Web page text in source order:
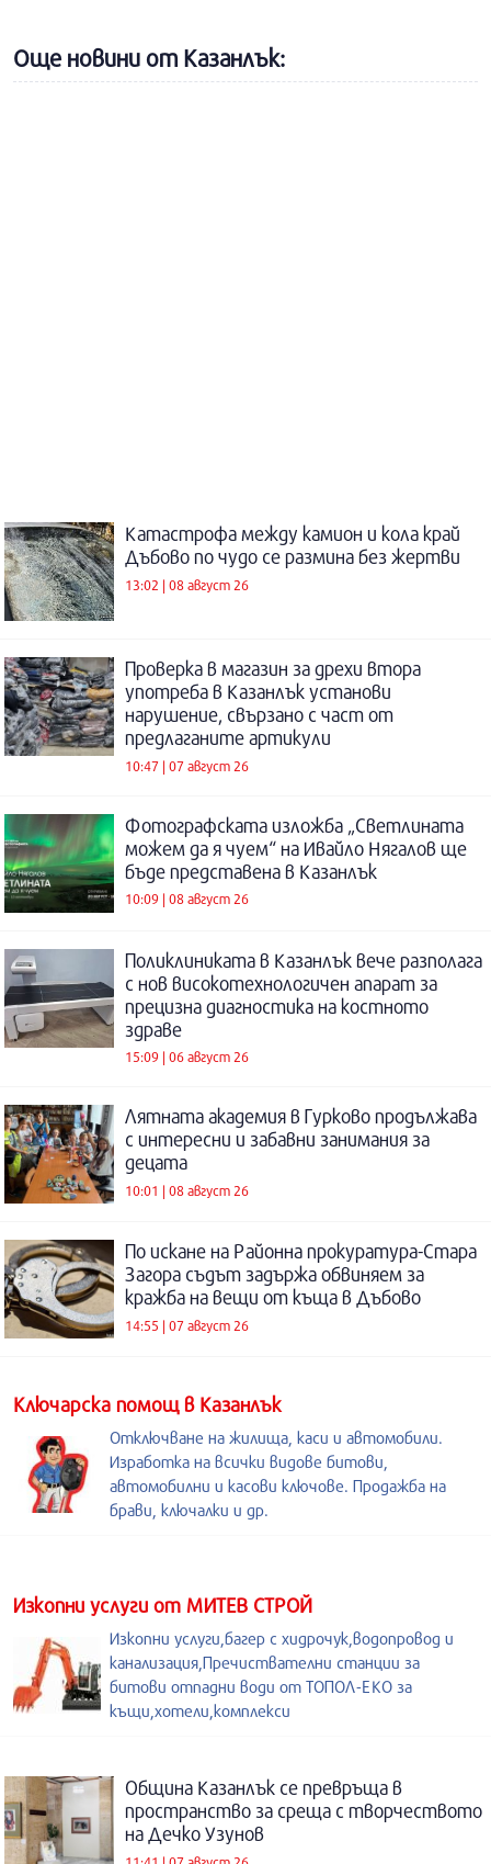
Още новини от Казанлък:
Катастрофа между камион и кола край
Дъбово по чудо се размина без жертви
13:02 | 08 август 26
Проверка в магазин за дрехи втора
употреба в Казанлък установи
нарушение, свързано с част от
предлаганите артикули
10:47 | 07 август 26
Фотографската изложба „Светлината
можем да я чуем“ на Ивайло Нягалов ще
бъде представена в Казанлък
10:09 | 08 август 26
Поликлиниката в Казанлък вече разполага
с нов високотехнологичен апарат за
прецизна диагностика на костното
здраве
15:09 | 06 август 26
Лятната академия в Гурково продължава
с интересни и забавни занимания за
децата
10:01 | 08 август 26
По искане на Районна прокуратура-Стара
Загора съдът задържа обвиняем за
кражба на вещи от къща в Дъбово
14:55 | 07 август 26
Kлючарска помощ в Казанлък
Отключване на жилища, каси и автомобили.
Изработка на всички видове битови,
автомобилни и касови ключове. Продажба на
брави, ключалки и др.
Изкопни услуги от МИТЕВ СТРОЙ
Изкопни услуги,багер с хидрочук,водопровод и
канализация,Пречиствателни станции за
битови отпадни води от ТОПОЛ-ЕКО за
къщи,хотели,комплекси
Община Казанлък се превръща в
пространство за среща с творчеството
на Дечко Узунов